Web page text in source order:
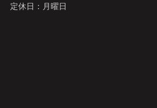
定休日：月曜日